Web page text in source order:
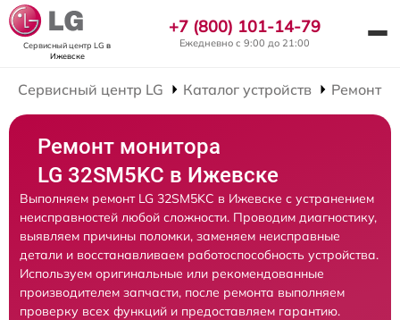
Сервисный центр LG в
Ижевске
+7 (800) 101-14-79
Ежедневно с 9:00 до 21:00
Сервисный центр LG Каталог устройств Ремонт
Ремонт монитора
LG 32SM5KC в Ижевске
Выполняем ремонт LG 32SM5KC в Ижевске с устранением
неисправностей любой сложности. Проводим диагностику,
выявляем причины поломки, заменяем неисправные
детали и восстанавливаем работоспособность устройства.
Используем оригинальные или рекомендованные
производителем запчасти, после ремонта выполняем
проверку всех функций и предоставляем гарантию.